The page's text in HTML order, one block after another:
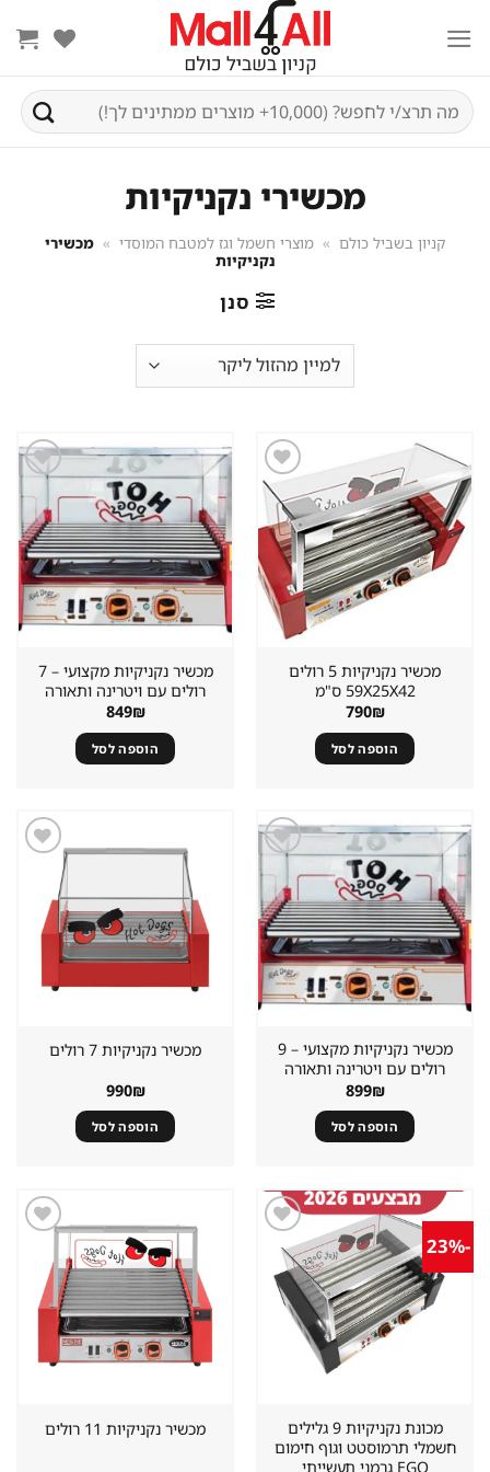
content
חיפוש
עבור:
מכשירי נקניקיות
קניון בשביל כולם » מוצרי חשמל וגז למטבח המוסדי » מכשירי
נקניקיות
סנן
שמור
מוצר
במועדפים
מכשיר נקניקיות 5 רולים
59X25X42 ס"מ
790₪
הוספה לסל
שמור
מוצר
במועדפים
מכשיר נקניקיות מקצועי – 7
רולים עם ויטרינה ותאורה
849₪
הוספה לסל
שמור
מוצר
במועדפים
מכשיר נקניקיות מקצועי – 9
רולים עם ויטרינה ותאורה
899₪
הוספה לסל
במועדפים
מכשיר נקניקיות 7 רולים
990₪
הוספה לסל
-23%
שמור
במועדפים
מכונת נקניקיות 9 גלילים
חשמלי תרמוסטט וגוף חימום
EGO גרמני תעשייתי
במועדפים
מכשיר נקניקיות 11 רולים